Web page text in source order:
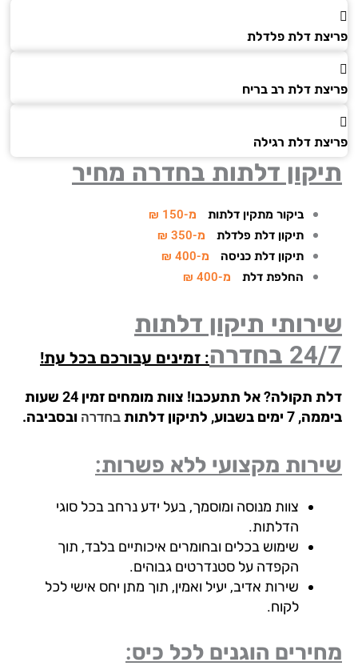
דלת פלדלת
דלת רב בריח
דלת רגילה
דלתות בחדרה מחיר
ביקור מתקין דלתות מ-150 ₪
תיקון דלת פלדלת מ-350 ₪
תיקון דלת כניסה מ-400 ₪
החלפת דלת מ-400 ₪
תיקון דלתות
בחדרה: זמינים עבורכם בכל עת!
דלת תקולה? אל תתעכבו! צוות מומחים זמין 24 שעות
בשבוע, לתיקון דלתות
בחדרהובסביבה.
מקצועי ללא פשרות:
צוות מנוסה ומוסמך, בעל ידע נרחב בכל סוגי
הדלתות.
שימוש בכלים ובחומרים איכותיים בלבד, תוך
הקפדה על סטנדרטים גבוהים.
שירות אדיב, יעיל ואמין, תוך מתן יחס אישי לכל
לקוח.
הוגנים לכל כיס: